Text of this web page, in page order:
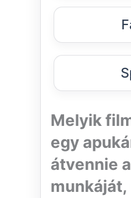
Melyik
egy
átvennie
munkáját,